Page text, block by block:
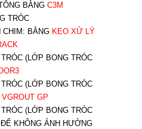
BẰNG C3M
TRÓC
BẰNG KEO XỬ LÝ
(LỚP BONG TRÓC
(LỚP BONG TRÓC
GP
(LỚP BONG TRÓC
KHÔNG ẢNH HƯỞNG